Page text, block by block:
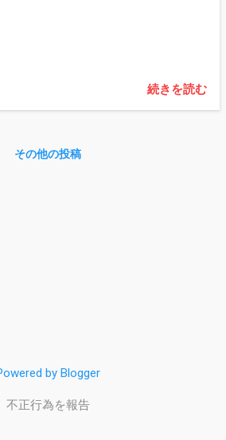
続きを読む
その他の投稿
by Blogger
不正行為を報告